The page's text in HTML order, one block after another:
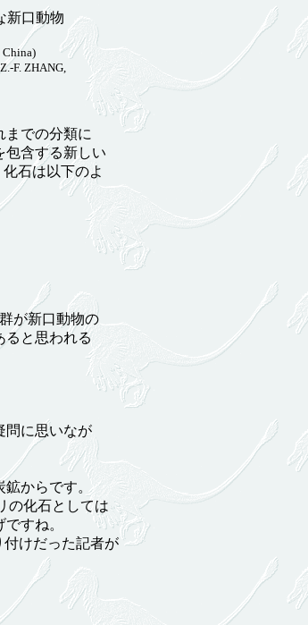
新口動物
China)
F. ZHANG,
での分類に
含する新しい
石は以下のよ
が新口動物の
と思われる
に思いなが
鉱からです。
の化石としては
すね。
けだった記者が